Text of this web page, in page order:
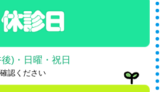
)・日曜・祝日
認ください